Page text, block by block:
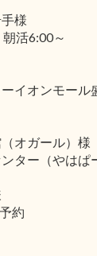
様
活6:00～
イオンモール
オガール）様
ター（やはぱ
約